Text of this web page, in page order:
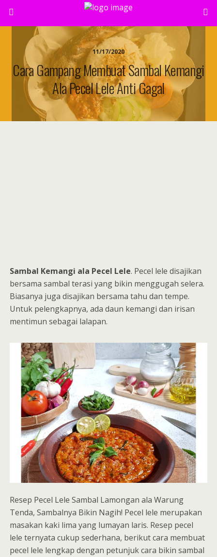
11/17/2020
Cara Gampang Membuat Sambal Kemangi
Ala Pecel Lele Anti Gagal
Sambal Kemangi ala Pecel Lele. Pecel lele disajikan
bersama sambal terasi yang bikin menggugah selera.
Biasanya juga disajikan bersama tahu dan tempe.
Untuk pelengkapnya, ada daun kemangi dan irisan
mentimun sebagai lalapan.
Resep Pecel Lele Sambal Lamongan ala Warung
Tenda, Sambalnya Bikin Nagih! Pecel lele merupakan
masakan kaki lima yang lumayan laris. Resep pecel
lele ternyata cukup sederhana, berikut cara membuat
pecel lele lengkap dengan petunjuk cara bikin sambal